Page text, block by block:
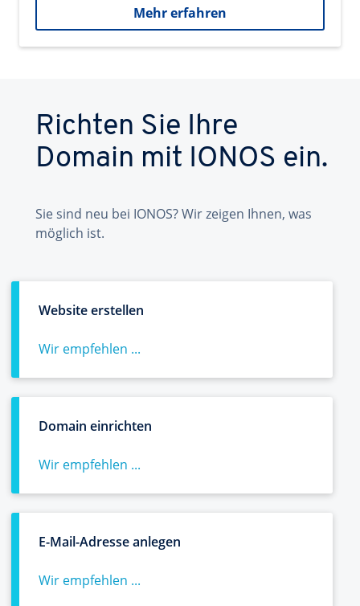
Mehr erfahren
Richten Sie Ihre
Domain mit IONOS ein.
Sie sind neu bei IONOS? Wir zeigen Ihnen, was
möglich ist.
Website erstellen
Wir empfehlen ...
Domain einrichten
Wir empfehlen ...
E-Mail-Adresse anlegen
Wir empfehlen ...